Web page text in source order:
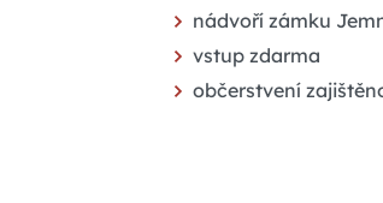
nádvoří zámku
vstup zdarma
občerstvení